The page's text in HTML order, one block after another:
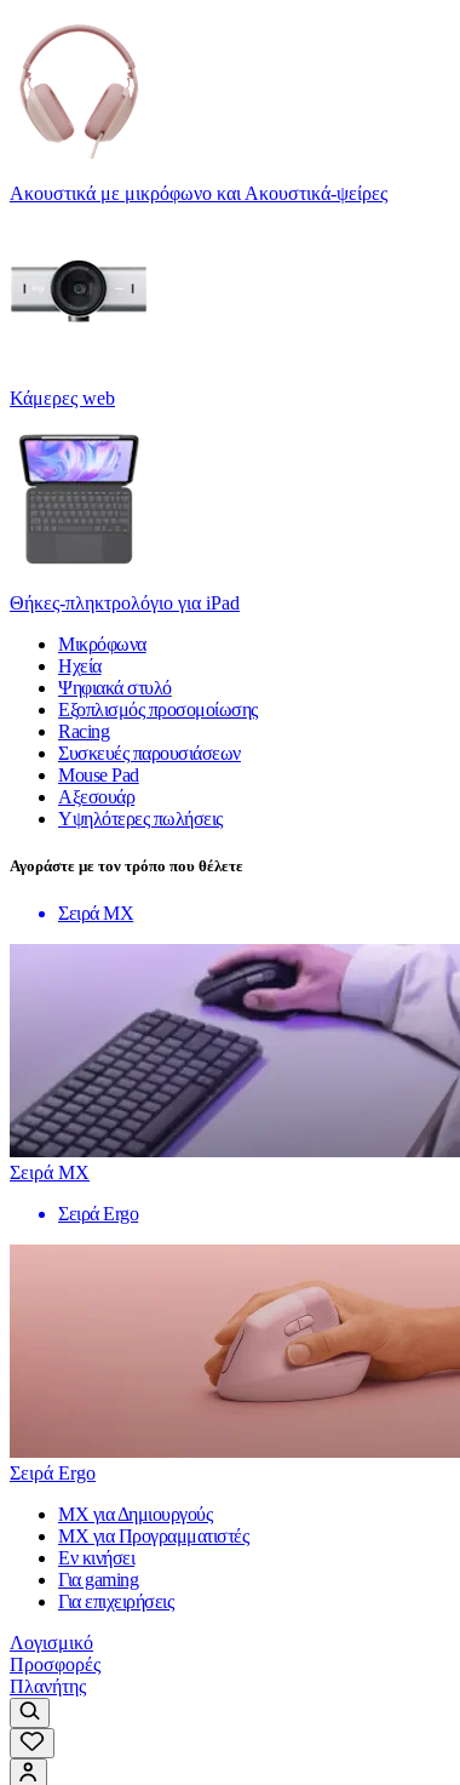
Ακουστικά με μικρόφωνο και Ακουστικά-ψείρες
Κάμερες web
Θήκες-πληκτρολόγιο για iPad
Μικρόφωνα
Ηχεία
Ψηφιακά στυλό
Εξοπλισμός προσομοίωσης
Racing
Συσκευές παρουσιάσεων
Mouse Pad
Αξεσουάρ
Υψηλότερες πωλήσεις
Αγοράστε με τον τρόπο που θέλετε
Σειρά MX
Σειρά MX
Σειρά Ergo
Σειρά Ergo
MX για Δημιουργούς
MX για Προγραμματιστές
Εν κινήσει
Για gaming
Για επιχειρήσεις
Λογισμικό
Προσφορές
Πλανήτης